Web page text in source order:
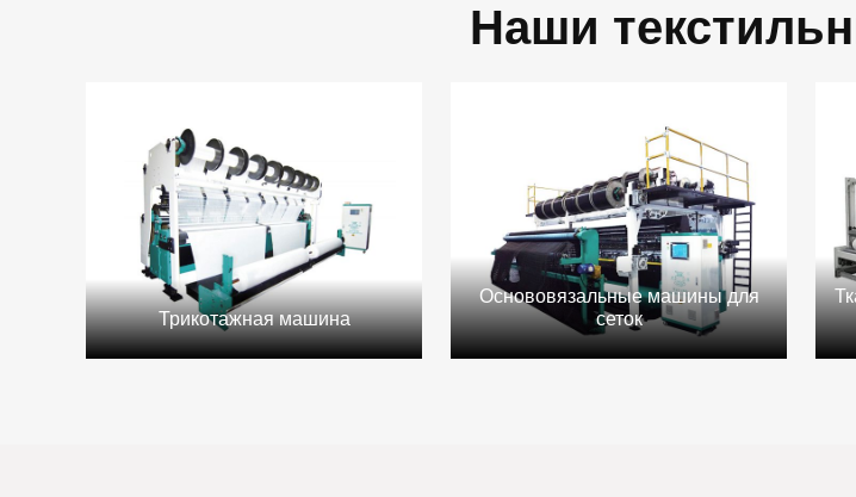
Наши
Трикотажная машина
Основовязальные машины для
сеток